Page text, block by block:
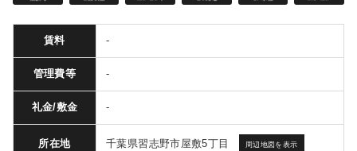
賃料 -
管理費等 -
礼金/敷金 -
所在地 千葉県習志野市屋敷5丁目 周辺地図を表示